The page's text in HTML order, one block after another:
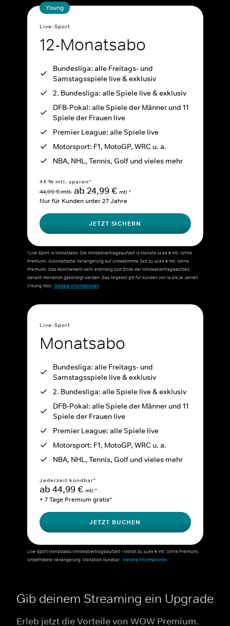
Young
Live-Sport
12-Monatsabo
Bundesliga: alle Freitags- und
Samstagsspiele live & exklusiv
2. Bundesliga: alle Spiele live & exklusiv
DFB-Pokal: alle Spiele der Männer und 11
Spiele der Frauen live
Premier League: alle Spiele live
Motorsport: F1, MotoGP, WRC u. a.
NBA, NHL, Tennis, Golf und vieles mehr
44 % mtl. sparen*
44,99 € mtl. ab 24,99 € mtl.*
Nur für Kunden unter 27 Jahre
JETZT SICHERN
*Live-Sport 12-Monatsabo: Die Mindestvertragslaufzeit 12 Monate 24,99 € mtl. (ohne
Premium). Automatische Verlängerung auf unbestimmte Zeit zu 44,99 € mtl. (ohne
Premium). Das Abonnement kann erstmalig zum Ende der Mindestvertragslaufzeit,
danach monatlich gekündigt werden. Das Angebot gilt für Kunden von 18 bis 26 Jahren
(Young Abo).Weitere Informationen
Live-Sport
Monatsabo
Bundesliga: alle Freitags- und
Samstagsspiele live & exklusiv
2. Bundesliga: alle Spiele live & exklusiv
DFB-Pokal: alle Spiele der Männer und 11
Spiele der Frauen live
Premier League: alle Spiele live
Motorsport: F1, MotoGP, WRC u. a.
NBA, NHL, Tennis, Golf und vieles mehr
Jederzeit kündbar*
ab 44,99 € mtl.*
+ 7 Tage Premium gratis*
JETZT BUCHEN
Live-Sport Monatsabo: Mindestvertragslaufzeit 1 Monat zu 44,99 € mtl. (ohne Premium).
Unbefristete Verlängerung. Monatlich kündbar. Weitere Informationen.
Gib deinem Streaming ein Upgrade
Erleb jetzt die Vorteile von WOW Premium.